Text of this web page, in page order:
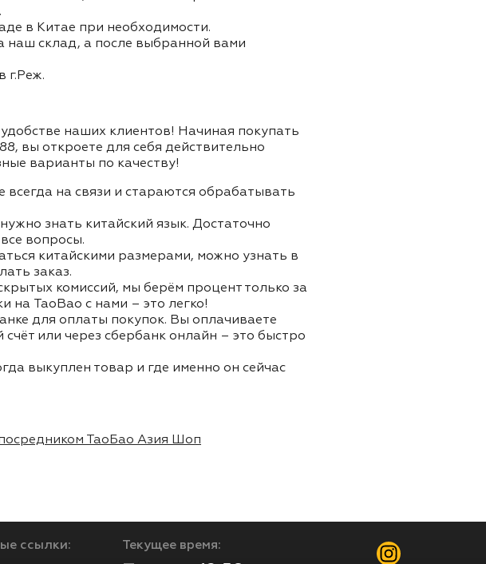
в Китае при необходимости.
наш склад, а после выбранной вами
г.Реж.
наших клиентов! Начиная покупать
вы откроете для себя действительно
варианты по качеству!
на связи и стараются обрабатывать
знать китайский язык. Достаточно
вопросы.
китайскими размерами, можно узнать в
заказ.
комиссий, мы берём процент только за
на TaoBao с нами – это легко!
для оплаты покупок. Вы оплачиваете
или через сбербанк онлайн – это быстро
выкуплен товар и где именно он сейчас
ТаоБао Азия Шоп
ссылки: Текущее время: